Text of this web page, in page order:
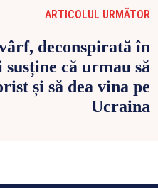
ARTICOLUL URMĂTOR
deconspirată în
că urmau să
și să dea vina pe
Ucraina